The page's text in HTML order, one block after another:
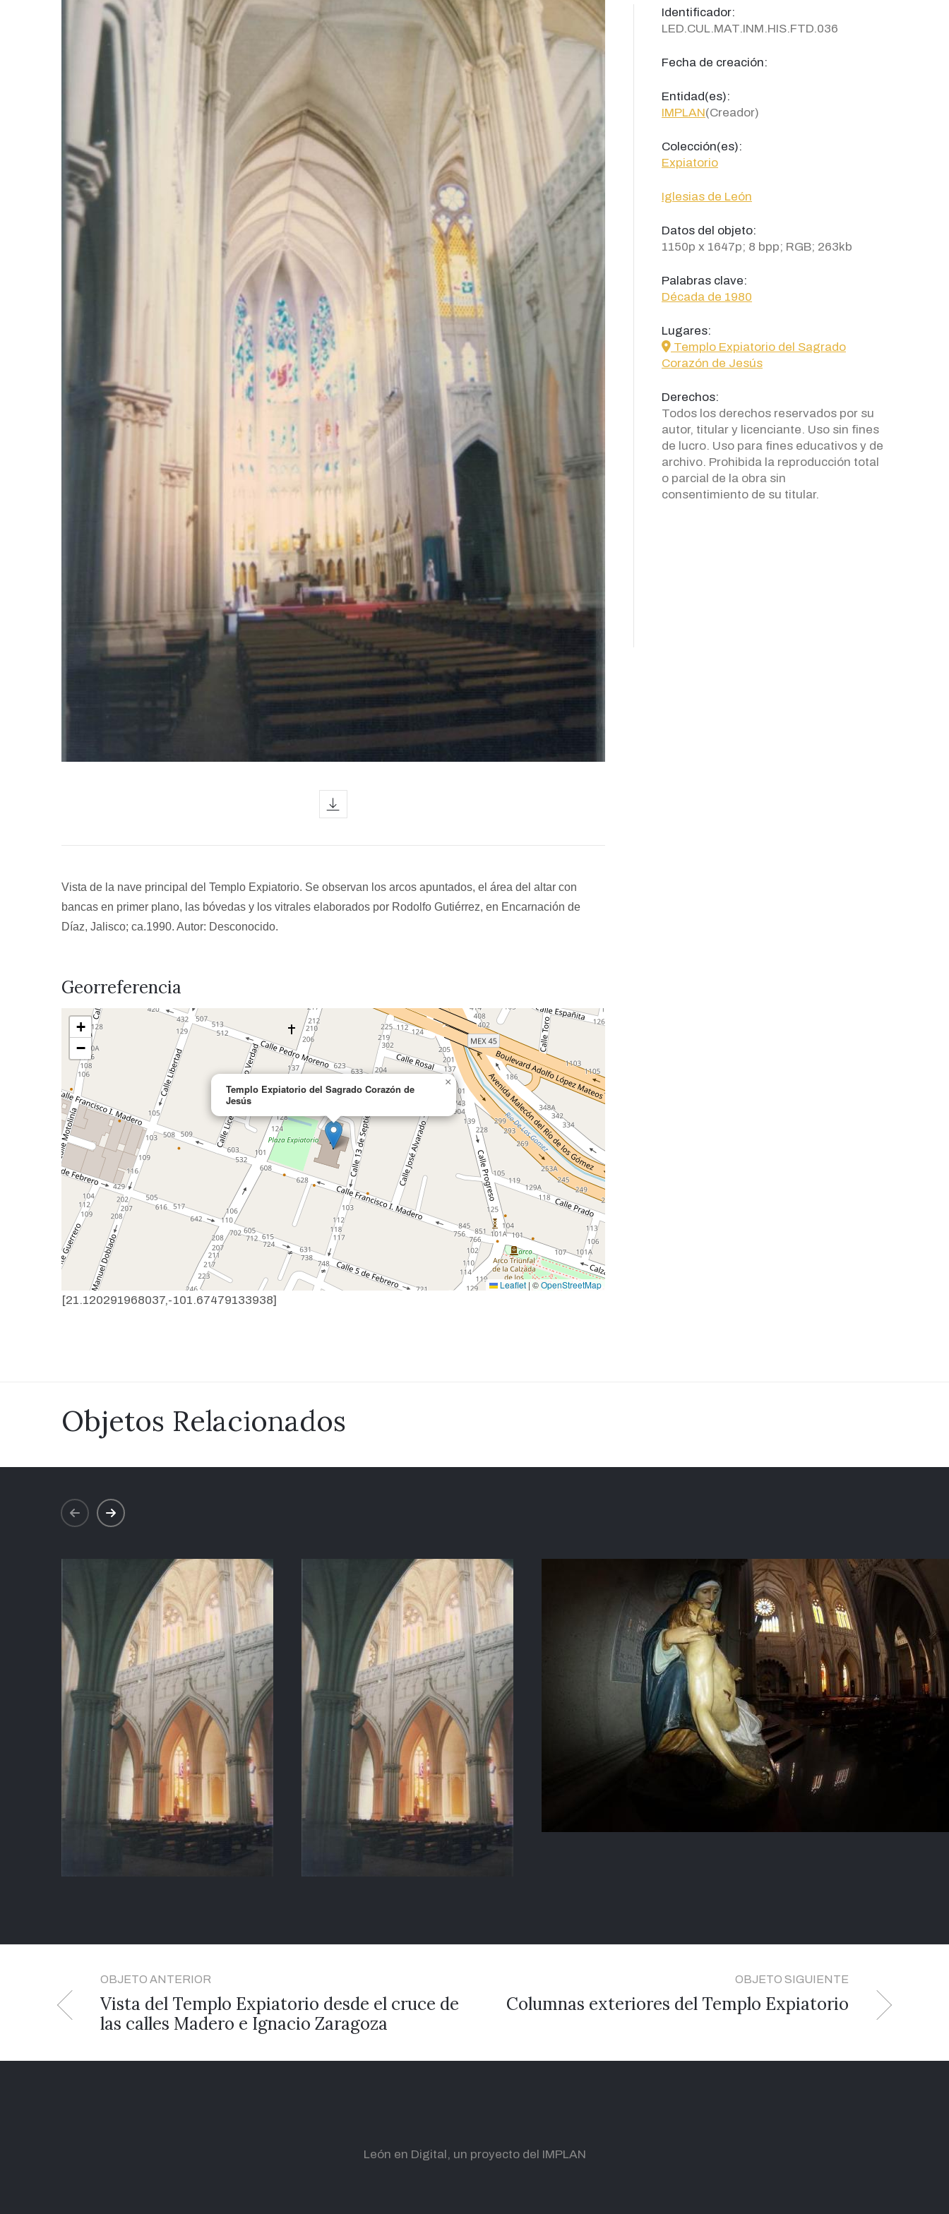
Vista de la nave principal del Templo Expiatorio. Se observan los arcos apuntados, el área del altar con
bancas en primer plano, las bóvedas y los vitrales elaborados por Rodolfo Gutiérrez, en Encarnación de
Díaz, Jalisco; ca.1990. Autor: Desconocido.
Georreferencia
Templo Expiatorio del Sagrado Corazón de
Jesús
×
+
−
Leaflet |©OpenStreetMap
[21.120291968037,-101.67479133938]
Identificador:
LED.CUL.MAT.INM.HIS.FTD.036
Fecha de creación:
Entidad(es):
IMPLAN(Creador)
Colección(es):
Expiatorio
Iglesias de León
Datos del objeto:
1150p x 1647p; 8 bpp; RGB; 263kb
Palabras clave:
Década de 1980
Lugares:
icon
Templo Expiatorio del Sagrado
Corazón de Jesús
Derechos:
Todos los derechos reservados por su
autor, titular y licenciante. Uso sin fines
de lucro. Uso para fines educativos y de
archivo. Prohibida la reproducción total
o parcial de la obra sin
consentimiento de su titular.
Objetos Relacionados
prev next
OBJETO ANTERIOR
Vista del Templo Expiatorio desde el cruce de
las calles Madero e Ignacio Zaragoza
OBJETO SIGUIENTE
Columnas exteriores del Templo Expiatorio
León en Digital, un proyecto del IMPLAN